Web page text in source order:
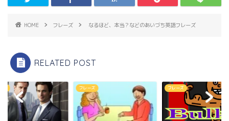
HOME フレーズ なるほど、本当？などのあいづち英語フレーズ
RELATED POST
フレーズ フレーズ